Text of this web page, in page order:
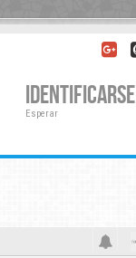
IDENTIFICARSE
Esperar